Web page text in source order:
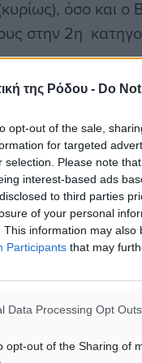
της Ρόδου - Do
opt-out of the sale,
for targeted
selection. Please note
interest-based ads
to third parties
of your personal
This information may
Participants that may
Data Processing Opt Outs
opt-out of the Sharing of
όσο και ο
στην 2η
διαιτητών και
ακόμη
8 Αυγούστου
των βοηθών της
στο Βραχάτι
τα
τη Νότια Ελλάδα.
και βοηθών
«Le
και